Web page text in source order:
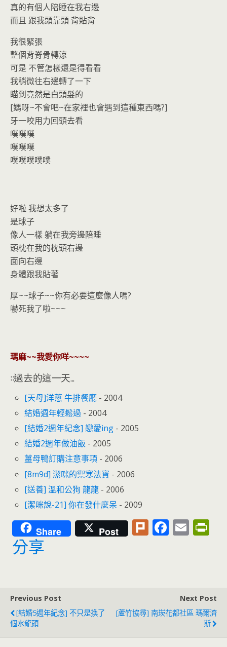
真的有個人陪睡在我右邊
而且 跟我頭靠頭 背貼背
我很緊張
整個背脊骨轉涼
可是 不管怎樣還是得看看
我稍微往右邊轉了一下
瞄到竟然是白頭髮的
[媽呀~不會吧~在家裡也會遇到這種東西嗎?]
牙一咬用力回頭去看
噗噗噗
噗噗噗
噗噗噗噗噗
好啦 我想太多了
是球子
像人一樣 躺在我旁邊陪睡
頭枕在我的枕頭右邊
面向右邊
身體跟我貼著
厚~~球子~~你有必要這麼像人嗎?
嚇死我了啦~~~
瑪麻~~我愛你咩~~~~
::過去的這一天...
[天母]洋蔥 牛排餐廳 - 2004
結婚週年輕鬆過 - 2004
[結婚2週年紀念] 戀愛ing - 2005
結婚2週年做油飯 - 2005
薑母鴨訂購注意事項 - 2006
[8m9d] 潔咪的禦寒法寶 - 2006
[送養] 溫和公狗 龍龍 - 2006
[潔咪說-21] 你在發什麼呆 - 2009
Share Post Pl F
o
E
e
n
dl
分享
Previous Post
[結婚5週年紀念] 不只是換了
個水龍頭
Next Post
[蘆竹協尋] 南崁花都社區 瑪爾濟
斯